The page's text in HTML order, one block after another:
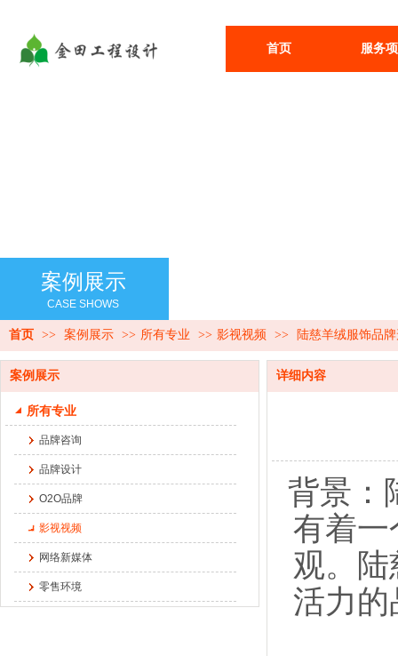
首页 服务
案例展示
CASE SHOWS
首页 >> 案例展示 >> 所有专业 >> 影视视频 >> 陆慈羊绒服饰品
案例展示
所有专业
品牌咨询
品牌设计
O2O品牌
影视视频
网络新媒体
零售环境
详细内容
背景：
有着一
观。
活力